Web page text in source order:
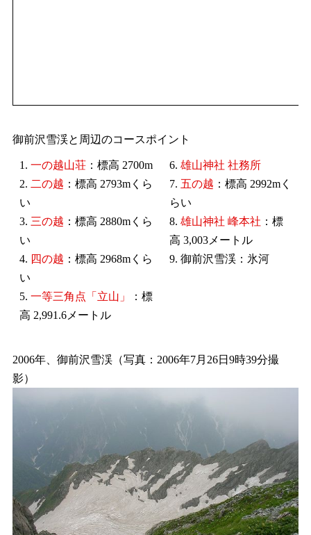
御前沢雪渓と周辺のコースポイント
1. 一の越山荘 ：標高 2700m
2. 二の越 ：標高 2793mくら
い
3. 三の越 ：標高 2880mくら
い
4. 四の越 ：標高 2968mくら
い
5. 一等三角点「立山」
：標
高 2,991.6メートル
6. 雄山神社 社務所
7. 五の越 ：標高 2992mく
らい
8. 雄山神社 峰本社 ：標
高 3,003メートル
9. 御前沢雪渓：氷河
2006年、御前沢雪渓（写真：2006年7月26日9時39分撮
影）